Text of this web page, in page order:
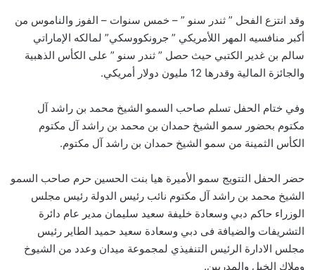
وقد انتزع الفحل ” ثندر سنو ” – خمس سنوات – الفوز والناموس من
أكبر منافسيه المهر اللأمريكي ” جرونكووسكي” لمالكه الإماراتي
سالم بن غدير الكتبي حيث حصل ” ثندر سنو ” على الكأس الذهبية
والجائزة المالية وقدرها 12 مليون دولار أمريكي.
وفي ختام الحفل تسلم صاحب السمو الشيخ محمد بن راشد آل
مكتوم بحضور سمو الشيخ حمدان بن محمد بن راشد آل مكتوم
الكأس الثمينة من سمو الشيخ حمدان بن راشد آل مكتوم.
حضر الحفل التتويج سمو الأميرة هيا بنت الحسين حرم صاحب السمو
الشيخ محمد بن راشد آل مكتوم نائب رئيس الدولة رئيس مجلس
الوزراء حاكم دبي وسعادة خليفة سعيد سليمان مدير عام دائرة
التشريفات والضيافة فى دبي وسعادة سعيد حميد الطاير رئيس
مجلس الادارة الرئيس التنفيذي لمجموعة ميدان وعدد من الشيوخ
وملاك الخيل والمدربين.